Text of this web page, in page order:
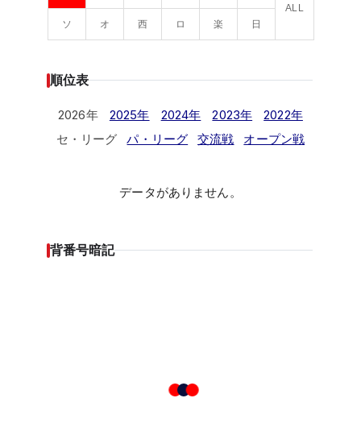
ALL
ソ
オ 西 ロ 楽 日
順位表
2026年 2025年 2024年 2023年
2022年
セ・リーグ
パ・リーグ 交流戦 オープン戦
データがありません。
背番号暗記